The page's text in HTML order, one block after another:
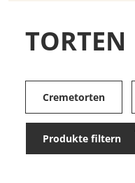
TORTEN
Cremetorten
Produkte filtern